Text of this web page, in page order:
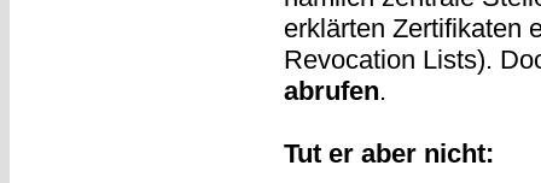
erklärten Zertifikaten
Revocation Lists).
abrufen.
Tut er aber nicht: